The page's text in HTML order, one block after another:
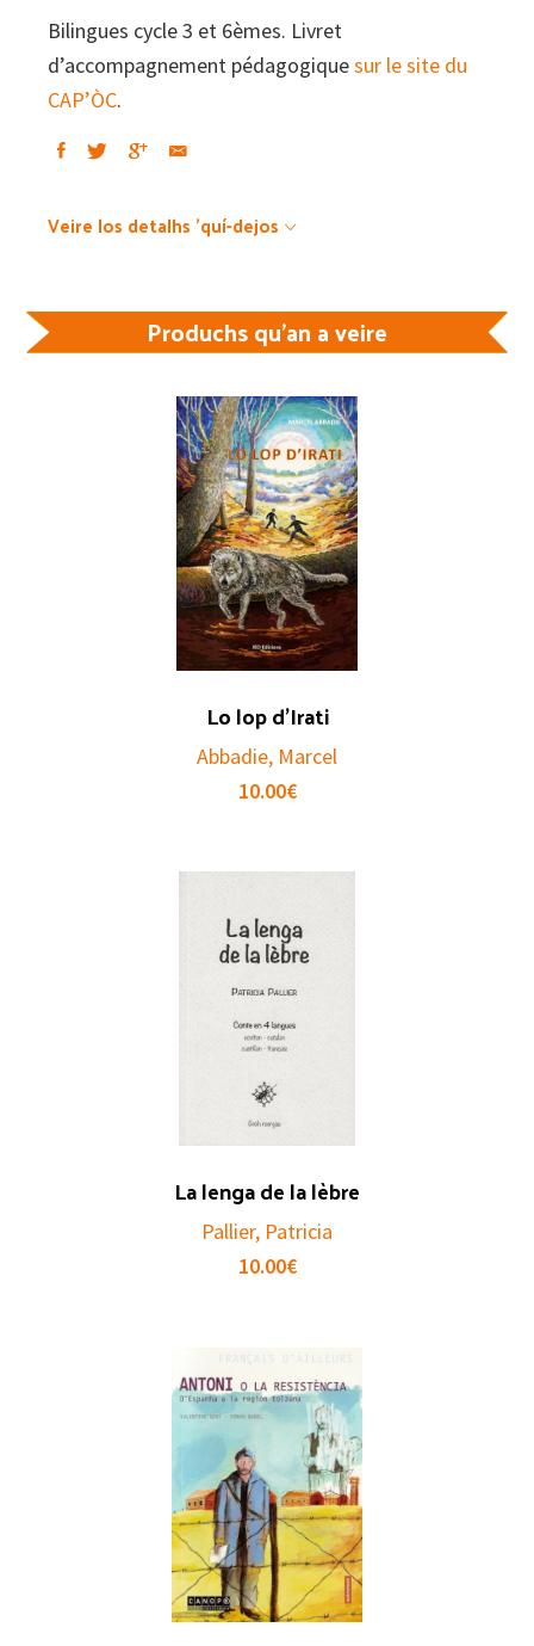
Bilingues cycle 3 et 6èmes. Livret
d’accompagnement pédagogiquesur le site du
CAP’ÒC.
Veire los detalhs 'quí-dejos
Produchs qu'an a veire
Lo lop d’Irati
Abbadie, Marcel
10.00€
La lenga de la lèbre
Pallier, Patricia
10.00€